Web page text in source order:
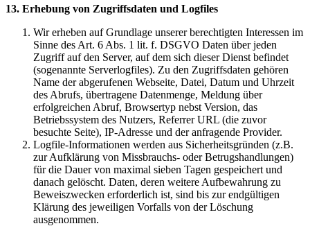
13. Erhebung von Zugriffsdaten und Logfiles
Wir erheben auf Grundlage unserer berechtigten Interessen im
Sinne des Art. 6 Abs. 1 lit. f. DSGVO Daten über jeden
Zugriff auf den Server, auf dem sich dieser Dienst befindet
(sogenannte Serverlogfiles). Zu den Zugriffsdaten gehören
Name der abgerufenen Webseite, Datei, Datum und Uhrzeit
des Abrufs, übertragene Datenmenge, Meldung über
erfolgreichen Abruf, Browsertyp nebst Version, das
Betriebssystem des Nutzers, Referrer URL (die zuvor
besuchte Seite), IP-Adresse und der anfragende Provider.
Logfile-Informationen werden aus Sicherheitsgründen (z.B.
zur Aufklärung von Missbrauchs- oder Betrugshandlungen)
für die Dauer von maximal sieben Tagen gespeichert und
danach gelöscht. Daten, deren weitere Aufbewahrung zu
Beweiszwecken erforderlich ist, sind bis zur endgültigen
Klärung des jeweiligen Vorfalls von der Löschung
ausgenommen.